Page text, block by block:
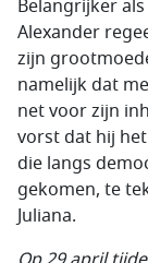
Belangrijker
Alexander
zijn
namelijk dat
net voor zijn
vorst dat hij
die langs
gekomen, te
Juliana.